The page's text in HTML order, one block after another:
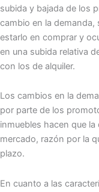
subida y bajada de los
cambio en la demanda,
estarlo en comprar y
en una subida relativa
con los de alquiler.
Los cambios en la
por parte de los
inmuebles hacen que
mercado, razón por la
plazo.
En cuanto a las